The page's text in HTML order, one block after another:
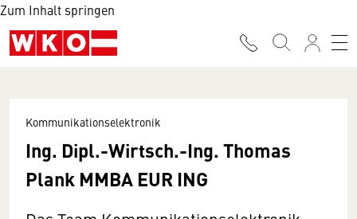
Zum Inhalt springen
Kommunikationselektronik
Ing. Dipl.-Wirtsch.-Ing. Thomas
Plank MMBA EUR ING